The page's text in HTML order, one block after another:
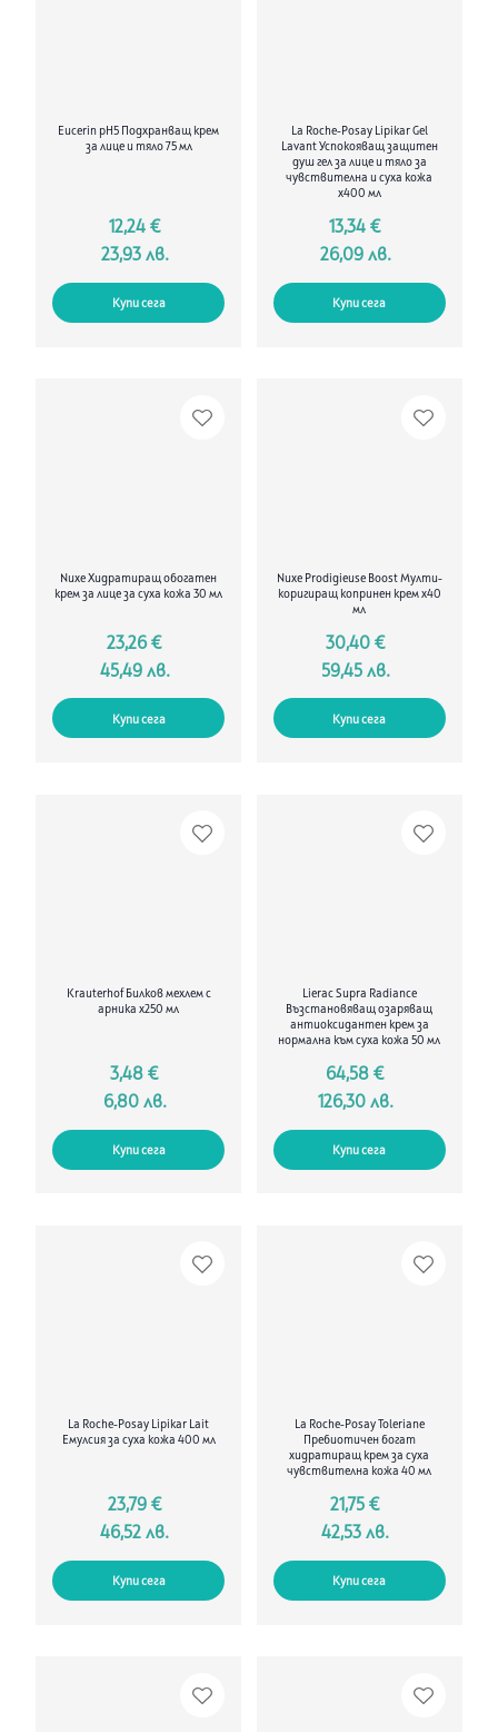
Eucerin pH5 Подхранващ крем
за лице и тяло 75 мл
12,24 €
23,93 лв.
Купи сега
La Roche-Posay Lipikar Gel
Lavant Успокояващ защитен
душ гел за лице и тяло за
чувствителна и суха кожа
х400 мл
13,34 €
26,09 лв.
Купи сега
Nuxe Хидратиращ обогатен
крем за лице за суха кожа 30 мл
23,26 €
45,49 лв.
Купи сега
Nuxe Prodigieuse Boost Мулти-
коригиращ копринен крем х40
мл
30,40 €
59,45 лв.
Купи сега
Krauterhof Билков мехлем с
арника х250 мл
3,48 €
6,80 лв.
Купи сега
Lierac Supra Radiance
Възстановяващ озаряващ
антиоксидантен крем за
нормална към суха кожа 50 мл
64,58 €
126,30 лв.
Купи сега
La Roche-Posay Lipikar Lait
Емулсия за суха кожа 400 мл
23,79 €
46,52 лв.
Купи сега
La Roche-Posay Toleriane
Пребиотичен богат
хидратиращ крем за суха
чувствителна кожа 40 мл
21,75 €
42,53 лв.
Купи сега